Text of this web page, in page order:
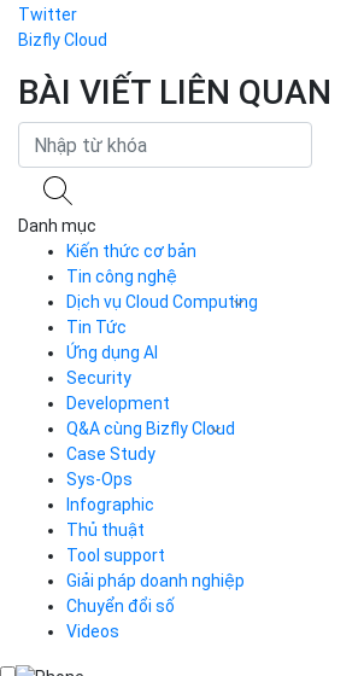
Twitter
Bizfly Cloud
BÀI VIẾT LIÊN QUAN
Danh mục
Kiến thức cơ bản
Tin công nghệ
Dịch vụ Cloud Computing
Cloud Server
CDN
Load Balancer
Auto Scaling
Container Registry
Kubernetes
Cloud Database
Call Center
Business Email
Simple Storage
VOD
VPN
Traffic Manager
Cloud VPS
Tin Tức
Ứng dụng AI
Security
Development
Q&A cùng Bizfly Cloud
Q&A về Bizfly Cloud Server
Thao tác kết nối tới server
Videos
Q&A về Bizfly Business Email
Videos
Case Study
Sys-Ops
Infographic
Thủ thuật
Tool support
Giải pháp doanh nghiệp
Chuyển đổi số
Videos